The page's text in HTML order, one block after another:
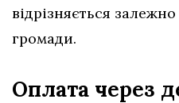
відрізняється
громади.
Оплата через